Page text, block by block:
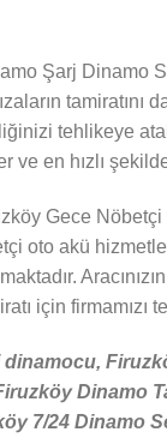
Şarj Dinamo
tamiratını
tehlikeye
ve en hızlı
Gece
oto akü
için
Dinamo
7/24 Dinamo